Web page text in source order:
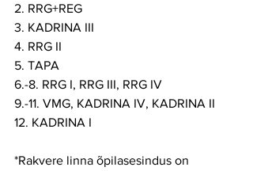
2. RRG+REG
3. KADRINA III
4. RRG II
5. TAPA
6.-8. RRG I, RRG III, RRG IV
9.-11. VMG, KADRINA IV, KADRINA II
12. KADRINA I
*Rakvere linna õpilasesindus on